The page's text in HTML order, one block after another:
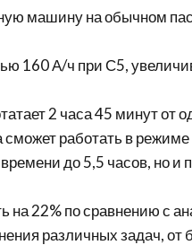
машину на обычном
160 А/ч при С5,
2 часа 45 минут от
работать в режиме
до 5,5 часов, но
на 22% по сравнению
различных задач, от